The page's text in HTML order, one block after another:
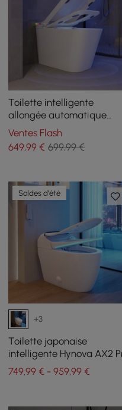
Toilette intelligente
allongée automatique
monobloc avec réservoir
intégré et aromathérapie
Ventes Flash
649,99 € 699,99 €
Soldes d'été
+3
Toilette japonaise
intelligente Hynova AX2
avec aromathérapie, blanc,
4,8 L par chasse
749,99 € - 959,99 €